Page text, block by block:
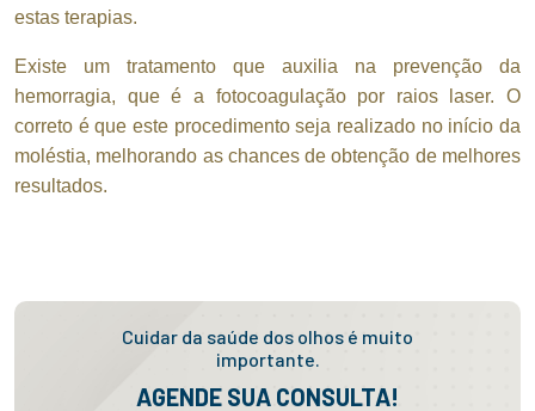
estas terapias.
Existe um tratamento que auxilia na prevenção da
hemorragia, que é a fotocoagulação por raios laser. O
correto é que este procedimento seja realizado no início da
moléstia, melhorando as chances de obtenção de melhores
resultados.
Cuidar da saúde dos olhos é muito
importante.
AGENDE SUA CONSULTA!